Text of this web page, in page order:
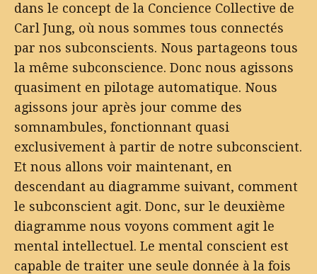
dans le concept de la Concience Collective de
Carl Jung, où nous sommes tous connectés
par nos subconscients. Nous partageons tous
la même subconscience. Donc nous agissons
quasiment en pilotage automatique. Nous
agissons jour après jour comme des
somnambules, fonctionnant quasi
exclusivement à partir de notre subconscient.
Et nous allons voir maintenant, en
descendant au diagramme suivant, comment
le subconscient agit. Donc, sur le deuxième
diagramme nous voyons comment agit le
mental intellectuel. Le mental conscient est
capable de traiter une seule donnée à la fois